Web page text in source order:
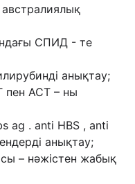
СПИД - те
анықтау;
пен АСТ – ны
ag . anti HBS , anti
анықтау;
– нəжістен жабық